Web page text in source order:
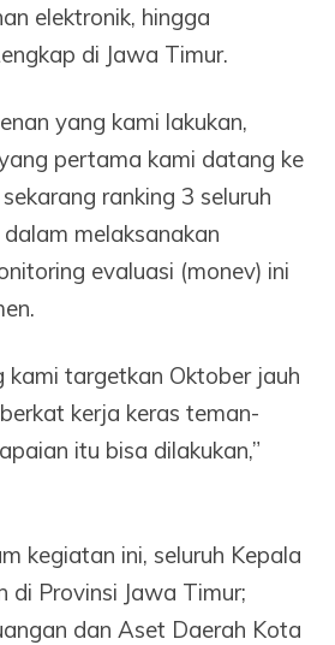
elektronik, hingga
di Jawa Timur.
yang kami lakukan,
pertama kami datang ke
ranking 3 seluruh
melaksanakan
evaluasi (monev) ini
kami targetkan Oktober jauh
kerja keras teman-
itu bisa dilakukan,”
kegiatan ini, seluruh Kepala
di Provinsi Jawa Timur;
dan Aset Daerah Kota